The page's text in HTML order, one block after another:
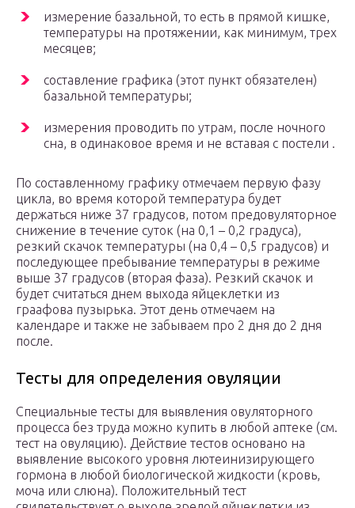
измерение базальной, то есть в прямой кишке,
температуры на протяжении, как минимум, трех
месяцев;
составление графика (этот пункт обязателен)
базальной температуры;
измерения проводить по утрам, после ночного
сна, в одинаковое время и не вставая с постели .
По составленному графику отмечаем первую фазу
цикла, во время которой температура будет
держаться ниже 37 градусов, потом предовуляторное
снижение в течение суток (на 0,1 – 0,2 градуса),
резкий скачок температуры (на 0,4 – 0,5 градусов) и
последующее пребывание температуры в режиме
выше 37 градусов (вторая фаза). Резкий скачок и
будет считаться днем выхода яйцеклетки из
граафова пузырька. Этот день отмечаем на
календаре и также не забываем про 2 дня до 2 дня
после.
Тесты для определения овуляции
Специальные тесты для выявления овуляторного
процесса без труда можно купить в любой аптеке (см.
тест на овуляцию). Действие тестов основано на
выявление высокого уровня лютеинизирующего
гормона в любой биологической жидкости (кровь,
моча или слюна). Положительный тест